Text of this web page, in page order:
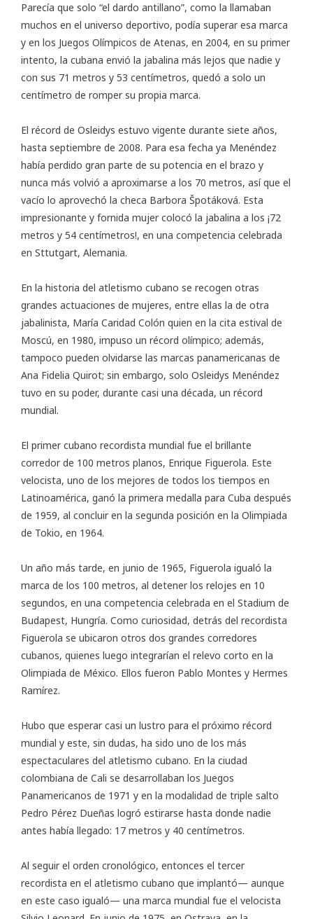
Parecía que solo “el dardo antillano”, como la llamaban
muchos en el universo deportivo, podía superar esa marca
y en los Juegos Olímpicos de Atenas, en 2004, en su primer
intento, la cubana envió la jabalina más lejos que nadie y
con sus 71 metros y 53 centímetros, quedó a solo un
centímetro de romper su propia marca.
El récord de Osleidys estuvo vigente durante siete años,
hasta septiembre de 2008. Para esa fecha ya Menéndez
había perdido gran parte de su potencia en el brazo y
nunca más volvió a aproximarse a los 70 metros, así que el
vacío lo aprovechó la checa Barbora Špotáková. Esta
impresionante y fornida mujer colocó la jabalina a los ¡72
metros y 54 centímetros!, en una competencia celebrada
en Sttutgart, Alemania.
En la historia del atletismo cubano se recogen otras
grandes actuaciones de mujeres, entre ellas la de otra
jabalinista, María Caridad Colón quien en la cita estival de
Moscú, en 1980, impuso un récord olímpico; además,
tampoco pueden olvidarse las marcas panamericanas de
Ana Fidelia Quirot; sin embargo, solo Osleidys Menéndez
tuvo en su poder, durante casi una década, un récord
mundial.
El primer cubano recordista mundial fue el brillante
corredor de 100 metros planos, Enrique Figuerola. Este
velocista, uno de los mejores de todos los tiempos en
Latinoamérica, ganó la primera medalla para Cuba después
de 1959, al concluir en la segunda posición en la Olimpiada
de Tokio, en 1964.
Un año más tarde, en junio de 1965, Figuerola igualó la
marca de los 100 metros, al detener los relojes en 10
segundos, en una competencia celebrada en el Stadium de
Budapest, Hungría. Como curiosidad, detrás del recordista
Figuerola se ubicaron otros dos grandes corredores
cubanos, quienes luego integrarían el relevo corto en la
Olimpiada de México. Ellos fueron Pablo Montes y Hermes
Ramírez.
Hubo que esperar casi un lustro para el próximo récord
mundial y este, sin dudas, ha sido uno de los más
espectaculares del atletismo cubano. En la ciudad
colombiana de Cali se desarrollaban los Juegos
Panamericanos de 1971 y en la modalidad de triple salto
Pedro Pérez Dueñas logró estirarse hasta donde nadie
antes había llegado: 17 metros y 40 centímetros.
Al seguir el orden cronológico, entonces el tercer
recordista en el atletismo cubano que implantó— aunque
en este caso igualó— una marca mundial fue el velocista